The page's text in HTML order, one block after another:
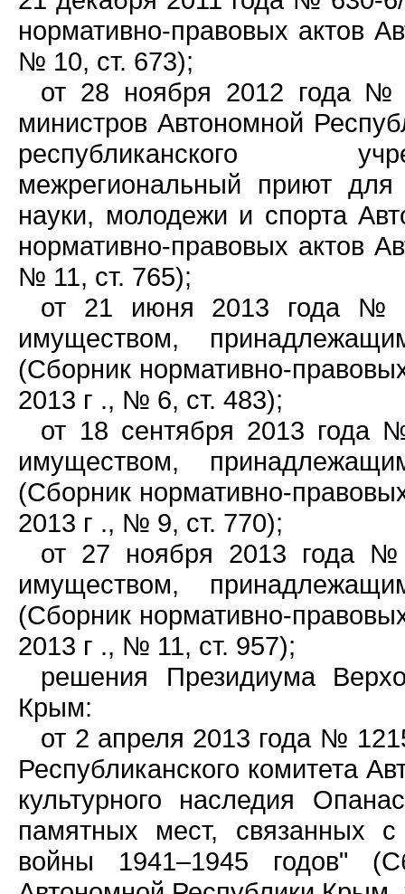
нормативно-правовых актов
№ 10, ст. 673);
от 28 ноября 2012 года №
министров Автономной
республиканского
межрегиональный приют
науки, молодежи и спорта
нормативно-правовых актов
№ 11, ст. 765);
от 21 июня 2013 года №
имуществом,
(Сборник нормативно-
2013 г ., № 6, ст. 483);
от 18 сентября 2013 года
имуществом,
(Сборник нормативно-
2013 г ., № 9, ст. 770);
от 27 ноября 2013 года №
имуществом,
(Сборник нормативно-
2013 г ., № 11, ст. 957);
решения Президиума
Крым:
от 2 апреля 2013 года №
Республиканского комитета
культурного наследия
памятных мест, связанных
войны 1941–1945 годов"